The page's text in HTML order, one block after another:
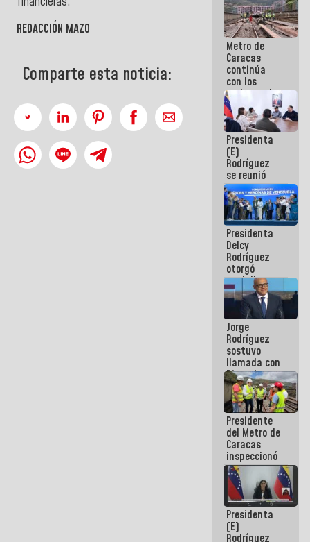
REDACCIÓN MAZO
Comparte esta noticia:
Pueblo
Metro de
Caracas
continúa
con los
trabajos de
mantenimiento
e inspección
en la Línea 2
Presidenta
(E)
Rodríguez
se reunió
con Estado
Mayor
Eléctrico
para
abordar
planes de
acción
Presidenta
Delcy
Rodríguez
otorgó
medalla
"Héroe de
Venezuela"
a servidores
públicos
Jorge
Rodríguez
sostuvo
llamada con
Dinorah
Figuera y
acuerdan
primer
encuentro
presencial
para el
diálogo
Presidente
del Metro de
Caracas
inspeccionó
trabajos de
rehabilitación
y
modernización
de la vía
férrea
Presidenta
(E)
Rodríguez